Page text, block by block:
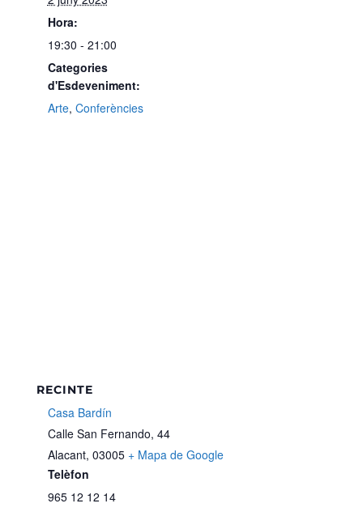
Hora:
19:30 - 21:00
Categories
d'Esdeveniment:
Arte, Conferències
RECINTE
Casa Bardín
Calle San Fernando, 44
Alacant, 03005 + Mapa de Google
Telèfon
965 12 12 14